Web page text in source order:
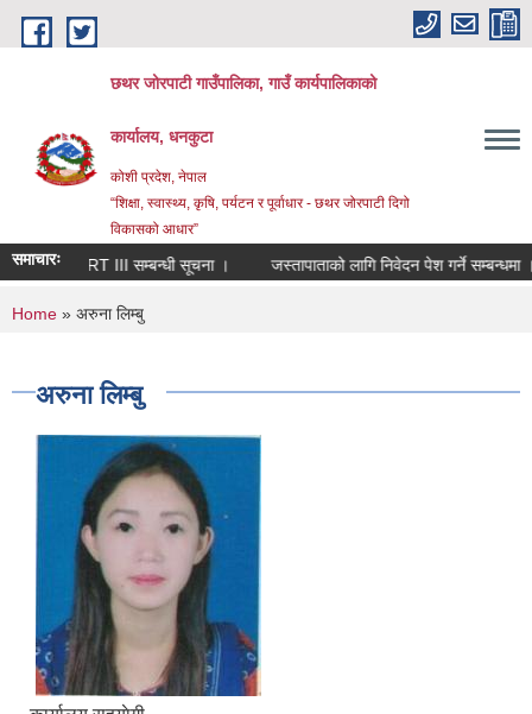
Skip to main content
छथर जोरपाटी गाउँपालिका, गाउँ कार्यपालिकाको
कार्यालय, धनकुटा
कोशी प्रदेश, नेपाल
“शिक्षा, स्वास्थ्य, कृषि, पर्यटन र पूर्वाधार - छथर जोरपाटी दिगो
विकासको आधार”
समाचारः
COHORT III सम्बन्धी सूचना । जस्तापाताको लागि निवेदन पेश गर्ने सम्बन्धमा ।
You are here
Home » अरुना लिम्बु
अरुना लिम्बु